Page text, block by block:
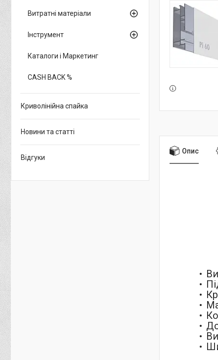
Опис
Витратні матеріали
Інструмент
Каталоги і Маркетинг
CASH BACK %
Криволінійна спайка
Новини та статті
Відгуки